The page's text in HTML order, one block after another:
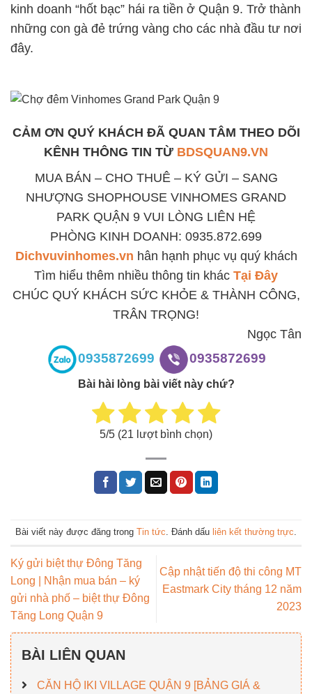
kinh doanh “hốt bạc” hái ra tiền ở Quận 9. Trở thành
những con gà đẻ trứng vàng cho các nhà đầu tư nơi
đây.
CẢM ƠN QUÝ KHÁCH ĐÃ QUAN TÂM THEO DÕI
KÊNH THÔNG TIN TỪ BDSQUAN9.VN
MUA BÁN – CHO THUÊ – KÝ GỬI – SANG
NHƯỢNG SHOPHOUSE VINHOMES GRAND
PARK QUẬN 9 VUI LÒNG LIÊN HỆ
PHÒNG KINH DOANH: 0935.872.699
Dichvuvinhomes.vn hân hạnh phục vụ quý khách
Tìm hiểu thêm nhiều thông tin khác Tại Đây
CHÚC QUÝ KHÁCH SỨC KHỎE & THÀNH CÔNG,
TRÂN TRỌNG!
Ngọc Tân
0935872699 0935872699
Bài hài lòng bài viết này chứ?
5/5 (21 lượt bình chọn)
Bài viết này được đăng trong Tin tức . Đánh dấu liên kết thường trực
Ký gửi biệt thự Đông Tăng
Long | Nhận mua bán – ký
gửi nhà phố – biệt thự Đông
Tăng Long Quận 9
Cập nhật tiến độ thi công MT
Eastmark City tháng 12 năm
2023
BÀI LIÊN QUAN
CĂN HỘ IKI VILLAGE QUẬN 9 [BẢNG GIÁ &